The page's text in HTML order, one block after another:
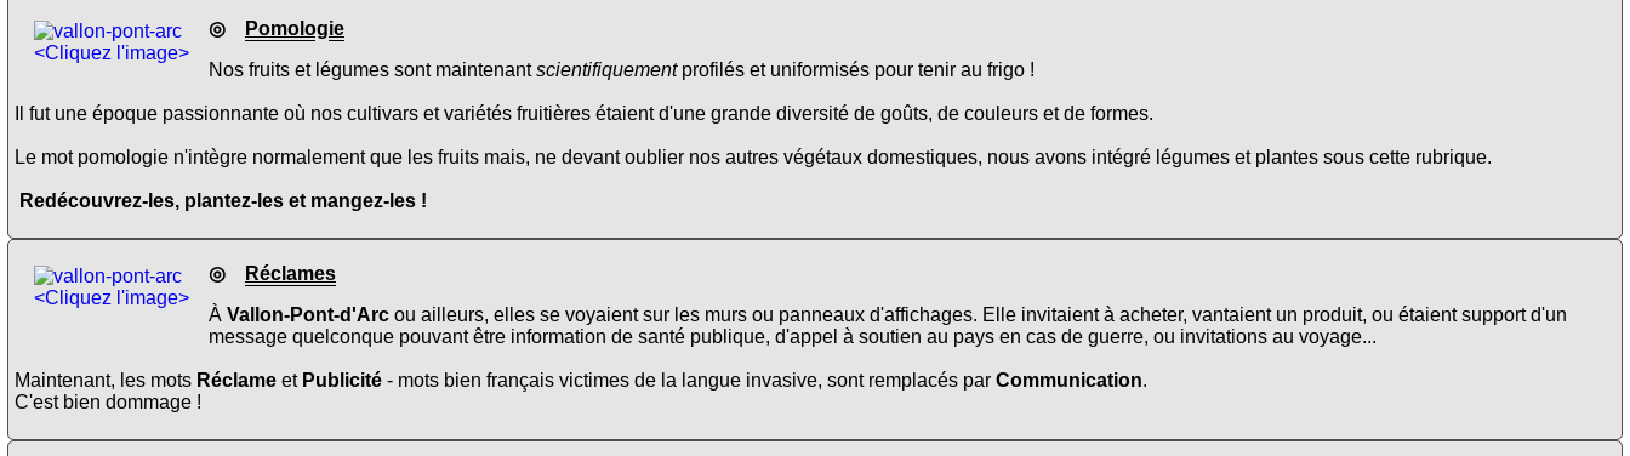
<Cliquez l'image>
◎
Pomologie
Nos fruits et légumes sont maintenantscientifiquementprofilés et uniformisés pour tenir au frigo !
Il fut une époque passionnante où nos cultivars et variétés fruitières étaient d'une grande diversité de goûts, de couleurs et de formes.
Le mot pomologie n'intègre normalement que les fruits mais, ne devant oublier nos autres végétaux domestiques, nous avons intégré légumes et plantes sous cette rubrique.
Redécouvrez-les, plantez-les et mangez-les !
<Cliquez l'image>
◎
Réclames
À Vallon-Pont-d'Arc ou ailleurs, elles se voyaient sur les murs ou panneaux d'affichages. Elle invitaient à acheter, vantaient un produit, ou étaient support d'un
message quelconque pouvant être information de santé publique, d'appel à soutien au pays en cas de guerre, ou invitations au voyage...
Maintenant, les mots Réclame et Publicité - mots bien français victimes de la langue invasive, sont remplacés par Communication.
C'est bien dommage !